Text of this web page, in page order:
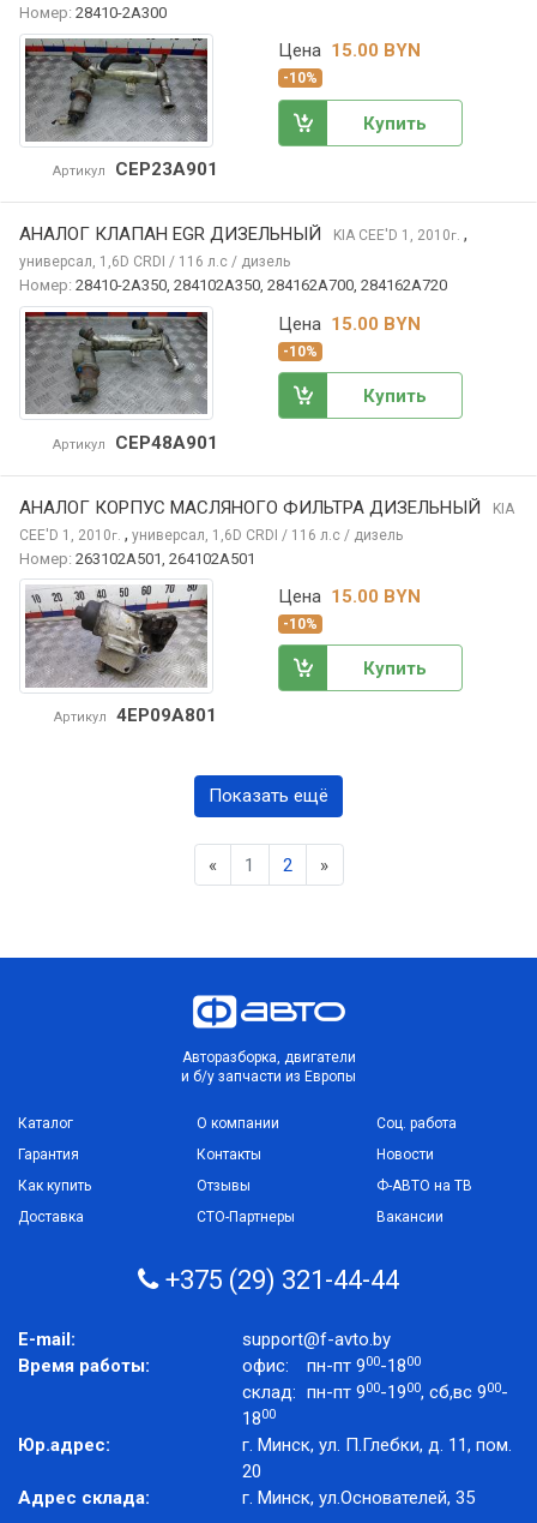
Номер: 28410-2A300
Артикул CEP23A901
Цена 15.00 BYN
-10%
Купить
АНАЛОГ КЛАПАН EGR ДИЗЕЛЬНЫЙ KIA CEE'D 1, 2010г. ,
универсал, 1,6D CRDI / 116 л.с / дизель
Номер: 28410-2A350, 284102A350, 284162A700, 284162A720
Артикул CEP48A901
Цена 15.00 BYN
-10%
Купить
АНАЛОГ КОРПУС МАСЛЯНОГО ФИЛЬТРА ДИЗЕЛЬНЫЙ
KIA
CEE'D 1, 2010г. , универсал, 1,6D CRDI / 116 л.с / дизель
Номер: 263102A501, 264102A501
Артикул 4EP09A801
Цена 15.00 BYN
-10%
Купить
Показать ещё
«Previous
1 2 »Next
Авторазборка, двигатели
и б/у запчасти из Европы
Каталог
Гарантия
Как купить
Доставка
О компании
Контакты
Отзывы
СТО-Партнеры
Соц. работа
Новости
Ф-АВТО на ТВ
Вакансии
+375 (29) 321-44-44
E-mail:
support@f-avto.by
Время работы:
офис: пн-пт 900-1800
склад: пн-пт 900-1900, сб,вс 900-
1800
Юр.адрес:
г. Минск, ул. П.Глебки, д. 11, пом.
20
Адрес склада:
г. Минск, ул.Основателей, 35